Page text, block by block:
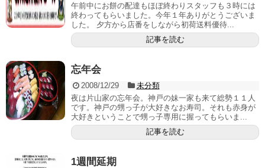
午前中にお餅の配達もほぼ終わりスタッフも３時には
終わってもらいました。今年１年ありがとうございま
した。 夕方から店番をしながら初荷送料優待...
記事を読む
忘年会
2008/12/29
未分類
夜は片山家の忘年会。神戸の妹一家も来て総勢１１人
です。神戸の甥っ子が大好きなお寿司。それも赤身が
大好きということで甥っ子専用に握ってもらいま...
記事を読む
1週間延期